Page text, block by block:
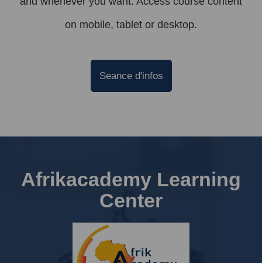
on mobile, tablet or desktop.
Seance d'infos
Afrikacademy Learning
Center